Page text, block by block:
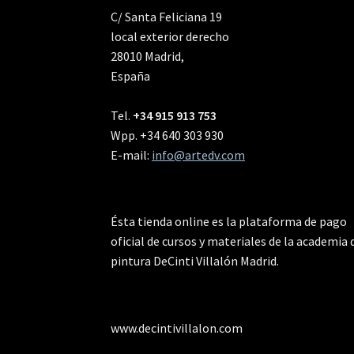
C/ Santa Feliciana 19
local exterior derecho
28010 Madrid,
España
Tel. +34 915 913 753
Wpp. +34 640 303 930
E-mail: info@artedv.com
Ésta tienda online es la plataforma de pago
oficial de cursos y materiales de la academia
pintura DeCinti Villalón Madrid.
www.decintivillalon.com